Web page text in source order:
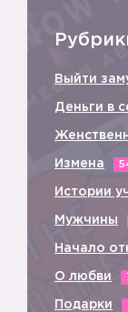
Выйти
Деньги в
Измена
Истории
Мужчины
Начало
О любви
Подарки